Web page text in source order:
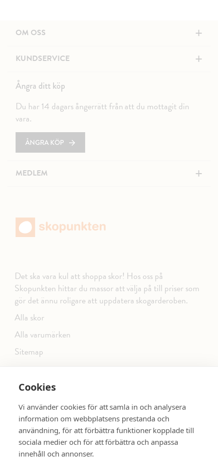
Cookies
Vi använder cookies för att samla in och analysera
information om webbplatsens prestanda och
användning, för att förbättra funktioner kopplade till
sociala medier och för att förbättra och anpassa
innehåll och annonser.
OM OSS +
KUNDSERVICE +
Ångra ditt köp
Du har 14 dagars ångerrätt från att du mottagit din
vara.
ÅNGRA KÖP
MEDLEM +
Det ska vara kul att shoppa skor! Hos oss på
Skopunkten hittar du massor att välja på till priser som
gör det ännu roligare att uppdatera skogarderoben.
Alla skor
Alla varumärken
Sitemap
FÖLJ OSS PÅ SOCIALA MEDIER
SE MER SKOR: dinsko.se